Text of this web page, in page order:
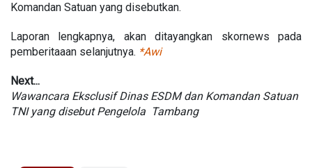
Komandan Satuan yang disebutkan.
Laporan lengkapnya, akan ditayangkan skornews pada
pemberitaaan selanjutnya. *Awi
Next...
Wawancara Eksclusif Dinas ESDM dan Komandan Satuan
TNI yang disebut Pengelola Tambang